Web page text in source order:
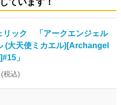
ています！
リック 「アークエンジェル
(大天使ミカエル)[Archangel
」
(税込)